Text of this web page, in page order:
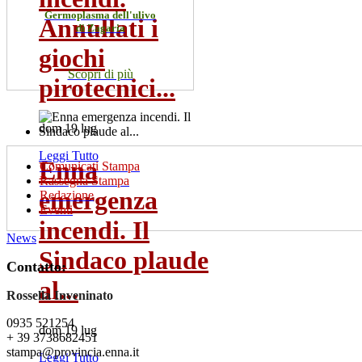
Annullati i
giochi
pirotecnici...
dom 19 lug
Leggi Tutto
Enna
emergenza
incendi. Il
Sindaco plaude
al...
dom 19 lug
Leggi Tutto
Germoplasma dell'ulivo
di Zagaria
Scopri di più
Comunicati Stampa
Rassegna Stampa
Redazione
Eventi
News
Contatto:
Rossella Inveninato
0935 521254
+ 39 3738682451
stampa@provincia.enna.it